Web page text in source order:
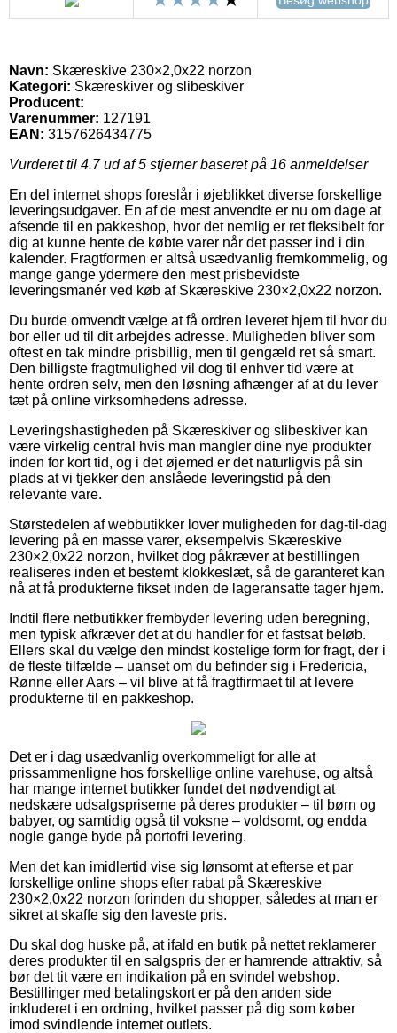
Navn: Skæreskive 230×2,0x22 norzon
Kategori: Skæreskiver og slibeskiver
Producent:
Varenummer: 127191
EAN: 3157626434775
Vurderet til 4.7ud af 5 stjerner baseret på 16 anmeldelser
En del internet shops foreslår i øjeblikket diverse forskellige
leveringsudgaver. En af de mest anvendte er nu om dage at
afsende til en pakkeshop, hvor det nemlig er ret fleksibelt for
dig at kunne hente de købte varer når det passer ind i din
kalender. Fragtformen er altså usædvanlig fremkommelig, og
mange gange ydermere den mest prisbevidste
leveringsmanér ved køb af Skæreskive 230×2,0x22 norzon.
Du burde omvendt vælge at få ordren leveret hjem til hvor du
bor eller ud til dit arbejdes adresse. Muligheden bliver som
oftest en tak mindre prisbillig, men til gengæld ret så smart.
Den billigste fragtmulighed vil dog til enhver tid være at
hente ordren selv, men den løsning afhænger af at du lever
tæt på online virksomhedens adresse.
Leveringshastigheden på Skæreskiver og slibeskiver kan
være virkelig central hvis man mangler dine nye produkter
inden for kort tid, og i det øjemed er det naturligvis på sin
plads at vi tjekker den anslåede leveringstid på den
relevante vare.
Størstedelen af webbutikker lover muligheden for dag-til-dag
levering på en masse varer, eksempelvis Skæreskive
230×2,0x22 norzon, hvilket dog påkræver at bestillingen
realiseres inden et bestemt klokkeslæt, så de garanteret kan
nå at få produkterne fikset inden de lageransatte tager hjem.
Indtil flere netbutikker frembyder levering uden beregning,
men typisk afkræver det at du handler for et fastsat beløb.
Ellers skal du vælge den mindst kostelige form for fragt, der i
de fleste tilfælde – uanset om du befinder sig i Fredericia,
Rønne eller Aars – vil blive at få fragtfirmaet til at levere
produkterne til en pakkeshop.
Det er i dag usædvanlig overkommeligt for alle at
prissammenligne hos forskellige online varehuse, og altså
har mange internet butikker fundet det nødvendigt at
nedskære udsalgspriserne på deres produkter – til børn og
babyer, og samtidig også til voksne – voldsomt, og endda
nogle gange byde på portofri levering.
Men det kan imidlertid vise sig lønsomt at efterse et par
forskellige online shops efter rabat på Skæreskive
230×2,0x22 norzon forinden du shopper, således at man er
sikret at skaffe sig den laveste pris.
Du skal dog huske på, at ifald en butik på nettet reklamerer
deres produkter til en salgspris der er hamrende attraktiv, så
bør det tit være en indikation på en svindel webshop.
Bestillinger med betalingskort er på den anden side
inkluderet i en ordning, hvilket passer på dig som køber
imod svindlende internet outlets.